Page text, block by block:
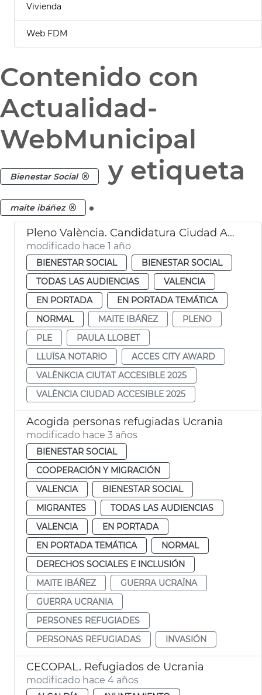
Vivienda
Web FDM
Contenido con
Actualidad-
WebMunicipal
Bienestar Social y etiqueta
maite ibáñez .
Pleno València. Candidatura Ciudad Accesible 2025
modificado hace 1 año
BIENESTAR SOCIAL
BIENESTAR SOCIAL
TODAS LAS AUDIENCIAS
VALENCIA
EN PORTADA
EN PORTADA TEMÁTICA
NORMAL
MAITE IBÁÑEZ
PLENO
PLE
PAULA LLOBET
LLUÏSA NOTARIO
ACCES CITY AWARD
VALÈNKCIA CIUTAT ACCESIBLE 2025
VALÈNCIA CIUDAD ACCESIBLE 2025
Acogida personas refugiadas Ucrania
modificado hace 3 años
BIENESTAR SOCIAL
COOPERACIÓN Y MIGRACIÓN
VALENCIA
BIENESTAR SOCIAL
MIGRANTES
TODAS LAS AUDIENCIAS
VALENCIA
EN PORTADA
EN PORTADA TEMÁTICA
NORMAL
DERECHOS SOCIALES E INCLUSIÓN
MAITE IBÁÑEZ
GUERRA UCRAÏNA
GUERRA UCRANIA
PERSONES REFUGIADES
PERSONAS REFUGIADAS
INVASIÓN
CECOPAL. Refugiados de Ucrania
modificado hace 4 años